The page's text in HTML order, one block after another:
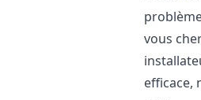
vous
efficace,